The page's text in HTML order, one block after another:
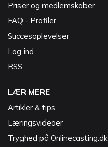
Priser og medlemskaber
FAQ - Profiler
Succesoplevelser
Log ind
RSS
LÆR MERE
Artikler & tips
Læringsvideoer
Tryghed på Onlinecasting.dk